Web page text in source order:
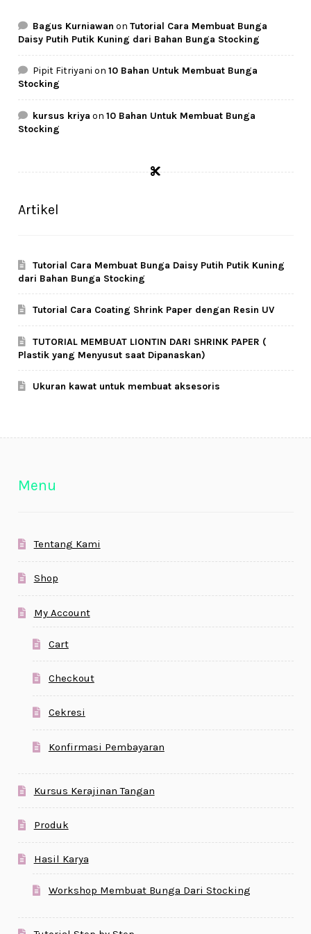
Bagus Kurniawan onTutorial Cara Membuat Bunga
Daisy Putih Putik Kuning dari Bahan Bunga Stocking
Pipit Fitriyani on10 Bahan Untuk Membuat Bunga
Stocking
kursus kriya on10 Bahan Untuk Membuat Bunga
Stocking
Artikel
Tutorial Cara Membuat Bunga Daisy Putih Putik Kuning
dari Bahan Bunga Stocking
Tutorial Cara Coating Shrink Paper dengan Resin UV
TUTORIAL MEMBUAT LIONTIN DARI SHRINK PAPER (
Plastik yang Menyusut saat Dipanaskan)
Ukuran kawat untuk membuat aksesoris
Menu
Tentang Kami
Shop
My Account
Cart
Checkout
Cekresi
Konfirmasi Pembayaran
Kursus Kerajinan Tangan
Produk
Hasil Karya
Workshop Membuat Bunga Dari Stocking